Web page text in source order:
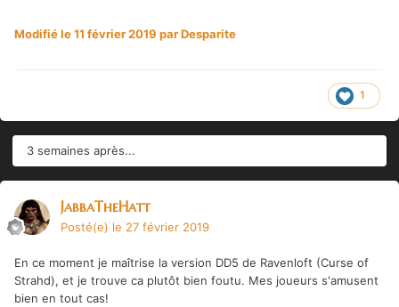
Modifiéle 11 février 2019 par Desparite
1
3 semaines après...
JabbaTheHatt
Posté(e) le 27 février 2019
En ce moment je maîtrise la version DD5 de Ravenloft (Curse of
Strahd), et je trouve ca plutôt bien foutu. Mes joueurs s'amusent
bien en tout cas!